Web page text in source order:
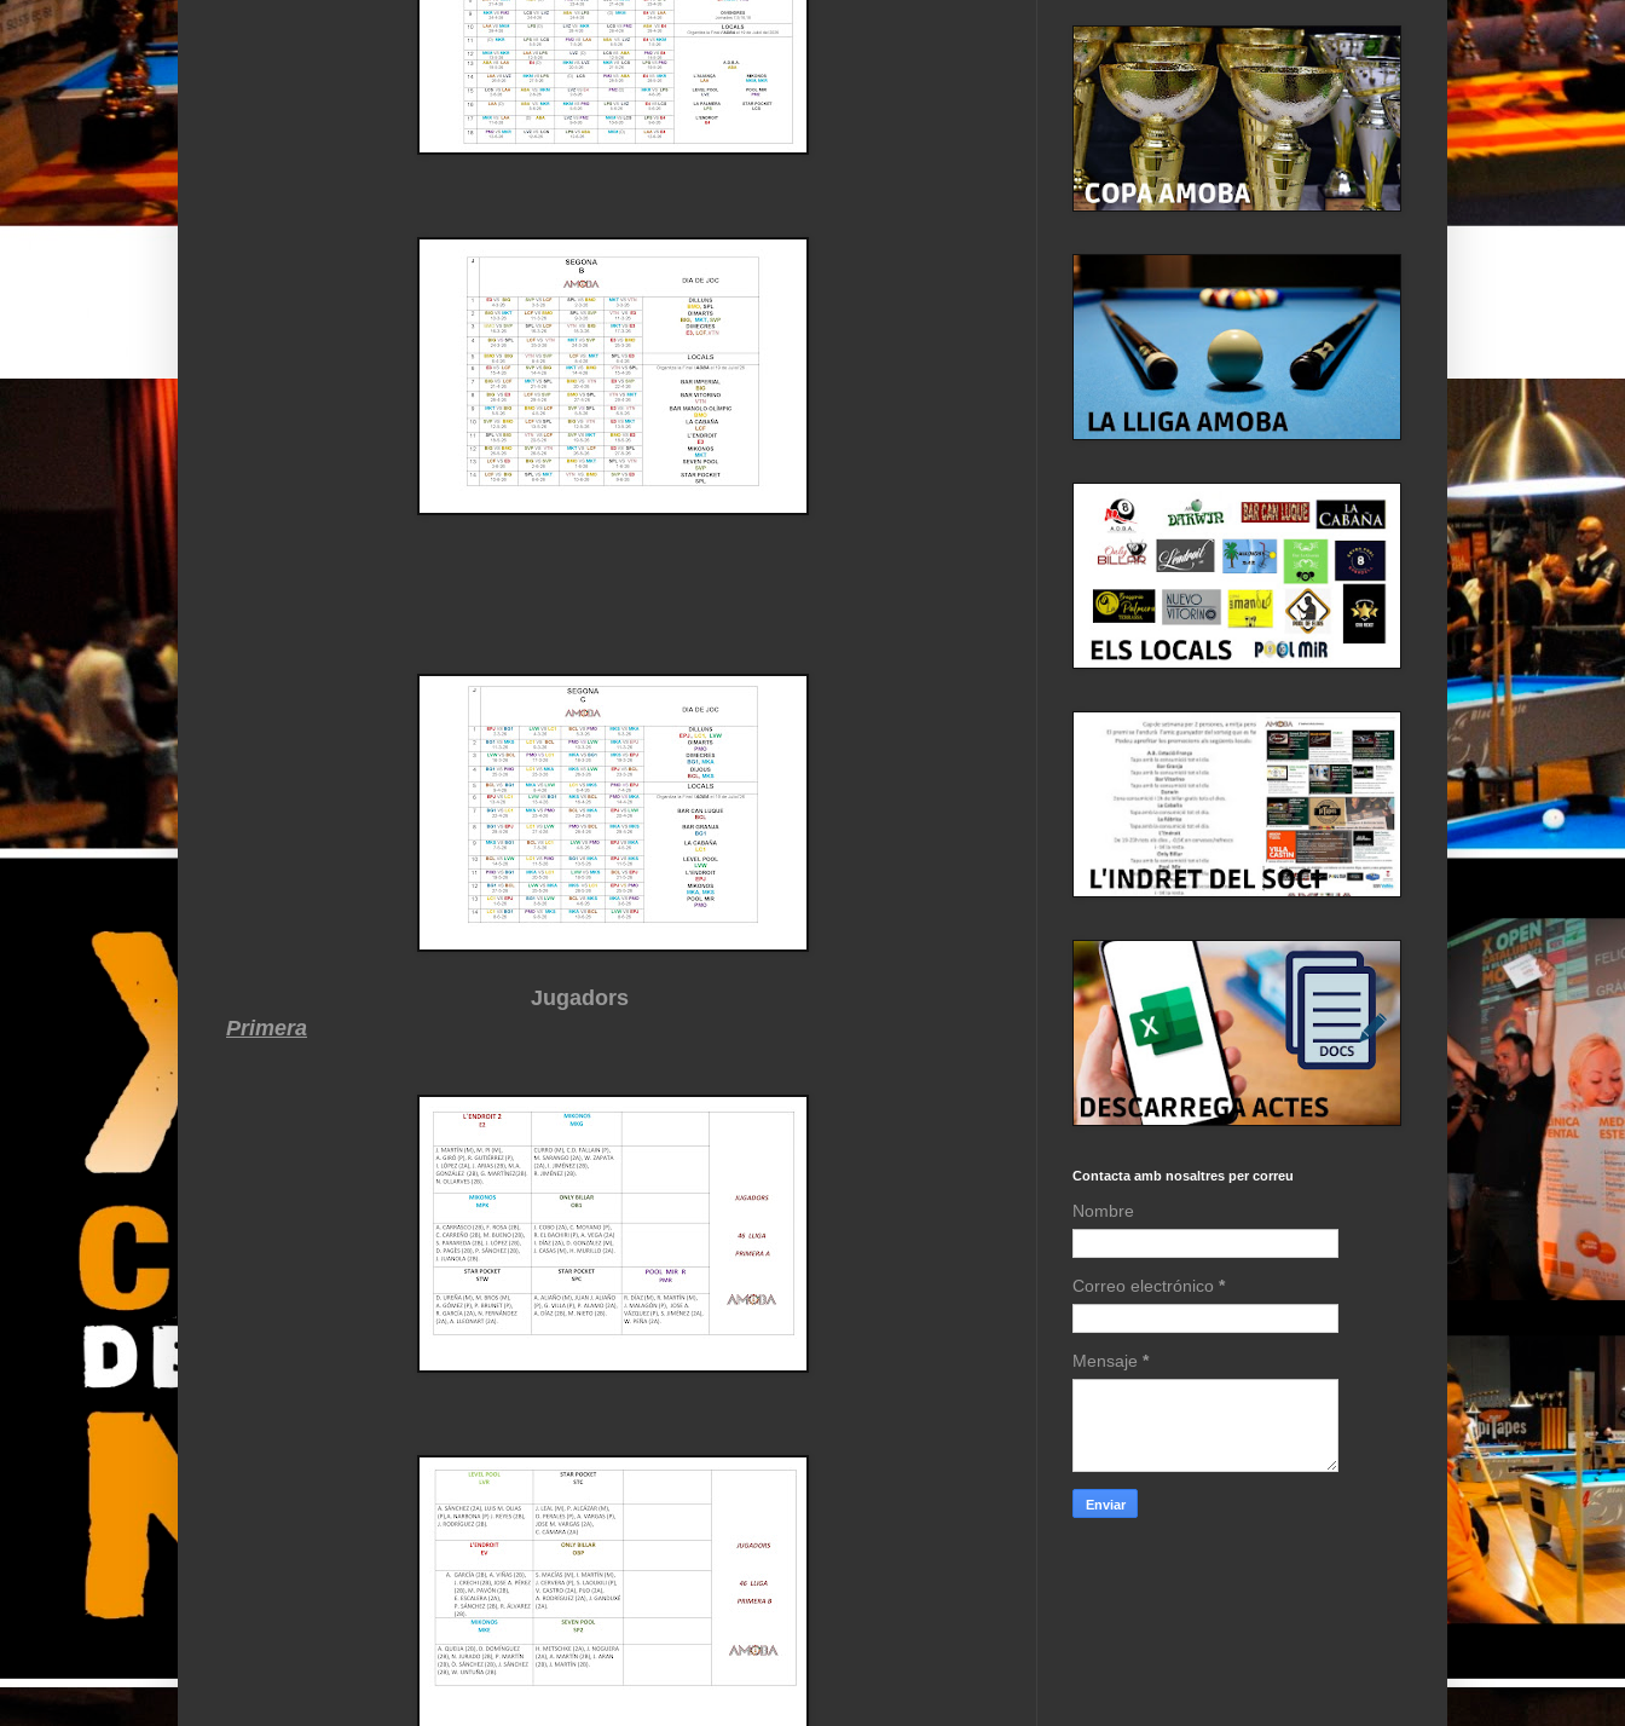
Jugadors
Primera
Contacta amb nosaltres per correu
Nombre
Correo electrónico *
Mensaje *